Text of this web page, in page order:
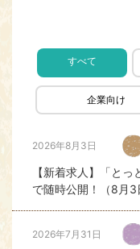
とっとりワクスタ
2026年7月10日
【終了しました！】
2026年7月7日
すべて
企業向け
2026年8月3日
【新着求人】「と
で随時公開！（8月3
2026年7月31日